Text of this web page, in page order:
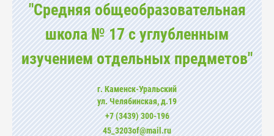
"Средняя общеобразовательная
школа № 17 с углубленным
изучением отдельных предметов"
г. Каменск-Уральский
ул. Челябинская, д.19
+7 (3439) 300-196
45_3203of@mail.ru